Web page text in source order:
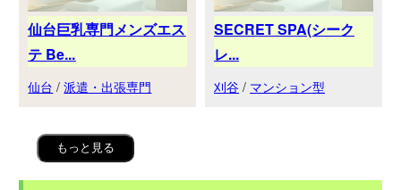
仙台巨乳専門メンズエス
テ Be...
仙台 /派遣・出張専門
SECRET SPA(シーク
レ...
刈谷 / マンション型
もっと見る